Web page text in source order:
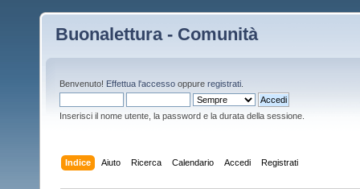
Buonalettura - Comunità
Benvenuto! Effettua l'accesso oppure registrati
Inserisci il nome utente, la password e la durata della sessione.
Indice Aiuto Ricerca Calendario Accedi Registrati